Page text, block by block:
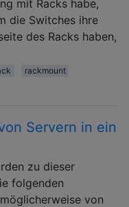
mit Racks habe,
die Switches ihre
des Racks haben,
rackmount
Servern in ein
zu dieser
folgenden
von